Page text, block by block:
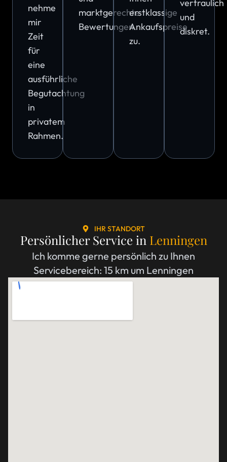
nehme
mir
Zeit
für
eine
ausführliche
Begutachtung
in
privatem
Rahmen.
marktgerechte
Bewertungen.
erstklassige
Ankaufspreise
zu.
vertraulich
und
diskret.
IHR STANDORT
Persönlicher Service in Lenningen
Ich komme gerne persönlich zu Ihnen
Servicebereich: 15 km um Lenningen